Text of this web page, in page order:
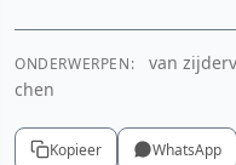
ONDERWERPEN:
van
chen
Kopieer WhatsApp